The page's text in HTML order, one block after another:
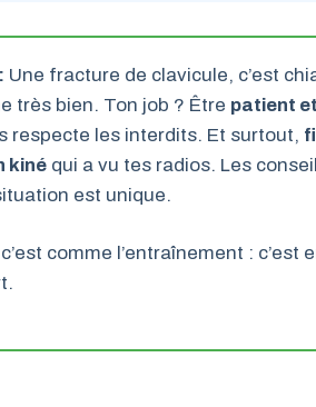
Une fracture de clavicule, c’est
très bien. Ton job ? Être patient
respecte les interdits. Et surtout,
kiné qui a vu tes radios. Les
est unique.
comme l’entraînement : c’est